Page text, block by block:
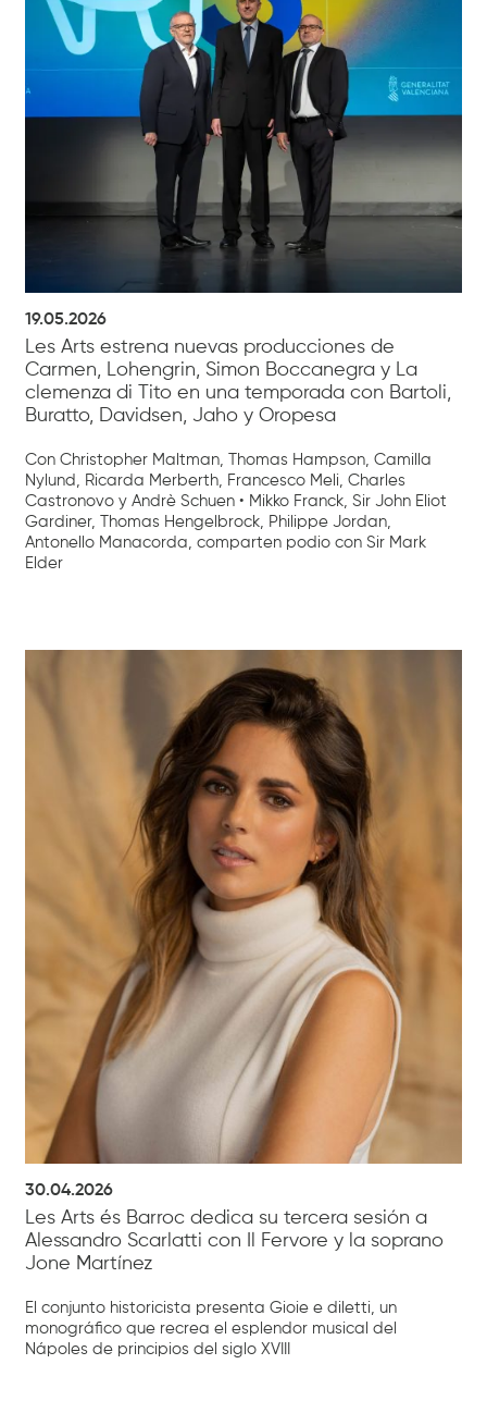
19.05.2026
Les Arts estrena nuevas producciones de
Carmen, Lohengrin, Simon Boccanegra y La
clemenza di Tito en una temporada con Bartoli,
Buratto, Davidsen, Jaho y Oropesa
Con Christopher Maltman, Thomas Hampson, Camilla
Nylund, Ricarda Merberth, Francesco Meli, Charles
Castronovo y Andrè Schuen • Mikko Franck, Sir John Eliot
Gardiner, Thomas Hengelbrock, Philippe Jordan,
Antonello Manacorda, comparten podio con Sir Mark
Elder
30.04.2026
Les Arts és Barroc dedica su tercera sesión a
Alessandro Scarlatti con Il Fervore y la soprano
Jone Martínez
El conjunto historicista presenta Gioie e diletti, un
monográfico que recrea el esplendor musical del
Nápoles de principios del siglo XVIII